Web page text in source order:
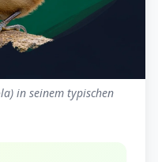
in seinem typischen